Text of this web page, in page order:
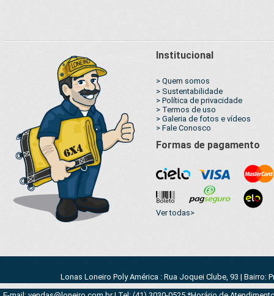
Institucional
> Quem somos
> Sustentabilidade
> Política de privacidade
> Termos de uso
> Galeria de fotos e vídeos
> Fale Conosco
Formas de pagamento
Ver todas>
Lonas Loneiro Poly América : Rua Joquei Clube, 93 | Bairro: